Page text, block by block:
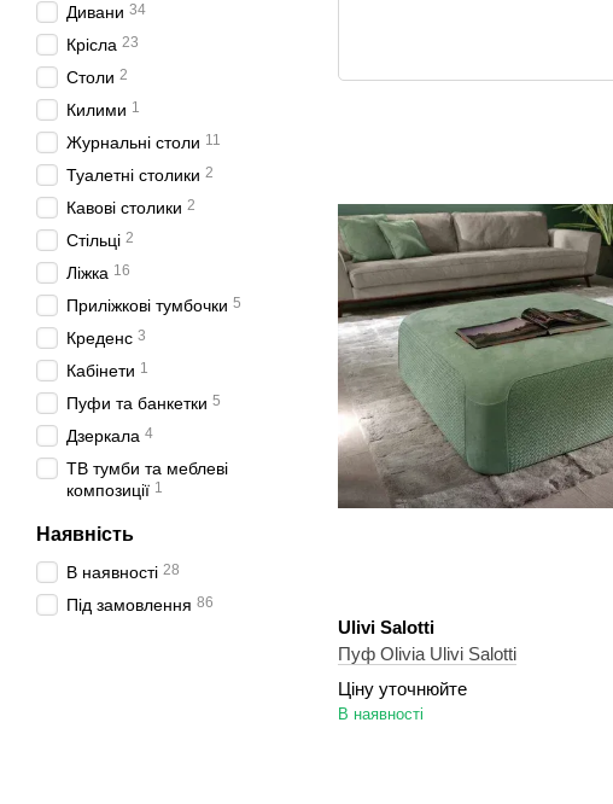
Ulivi Salotti
Пуф Olivia Ulivi Salotti
Ціну уточнюйте
В наявності
Дивани 34
Крісла 23
Столи 2
Килими 1
Журнальні столи 11
Туалетні столики 2
Кавові столики 2
Стільці 2
Ліжка 16
Приліжкові тумбочки 5
Креденс 3
Кабінети 1
Пуфи та банкетки 5
Дзеркала 4
ТВ тумби та меблеві
композиції 1
Наявність
В наявності 28
Під замовлення 86